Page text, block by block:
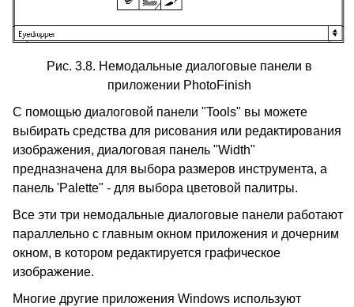
Рис. 3.8. Немодальные диалоговые панели в
приложении PhotoFinish
С помощью диалоговой панели "Tools" вы можете
выбирать средства для рисования или редактирования
изображения, диалоговая панель "Width"
предназначена для выбора размеров инструмента, а
панель 'Palette" - для выбора цветовой палитры.
Все эти три немодальные диалоговые панели работают
параллельно с главным окном приложения и дочерним
окном, в котором редактируется графическое
изображение.
Многие другие приложения Windows используют